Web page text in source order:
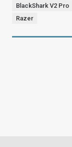
BlackShark V2 Pro
Razer